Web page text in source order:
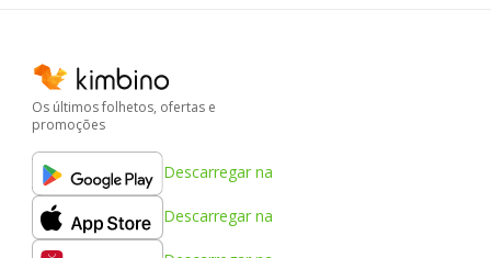
Os últimos folhetos, ofertas e
promoções
Descarregar na
Descarregar na